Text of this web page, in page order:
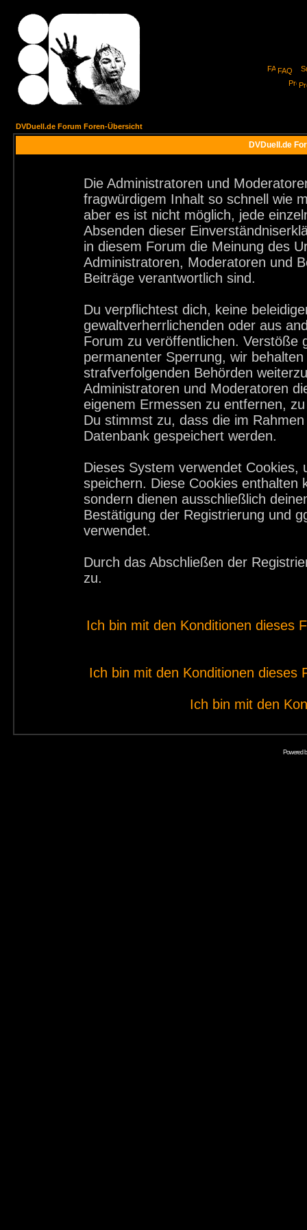
FAQ
DVDuell.de Forum Foren-Übersicht
DVDuell.de
Die Administratoren und
fragwürdigem Inhalt so schnell wie
aber es ist nicht möglich, jede
Absenden dieser
in diesem Forum die Meinung des
Administratoren, Moderatoren und
Beiträge verantwortlich sind.
Du verpflichtest dich, keine
gewaltverherrlichenden oder aus
Forum zu veröffentlichen. Verstöße
permanenter Sperrung, wir
strafverfolgenden Behörden
Administratoren und Moderatoren
eigenem Ermessen zu entfernen,
Du stimmst zu, dass die im
Datenbank gespeichert werden.
Dieses System verwendet
speichern. Diese Cookies enthalten
sondern dienen ausschließlich
Bestätigung der Registrierung und
verwendet.
Durch das Abschließen der
zu.
Ich bin mit den Konditionen dieses
Ich bin mit den Konditionen dieses
Ich bin mit den
Powered